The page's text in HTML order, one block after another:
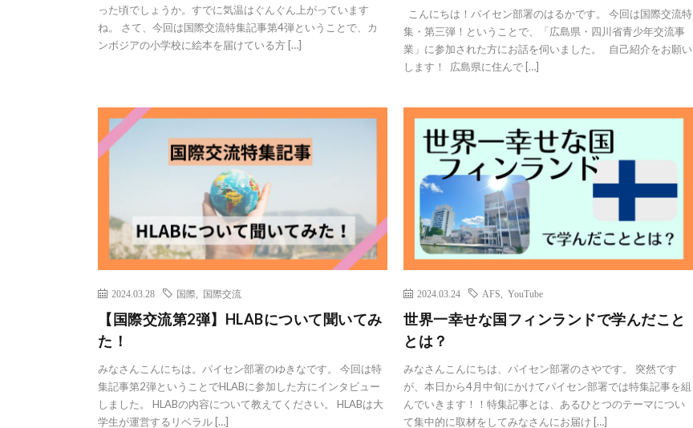
った頃でしょうか。すでに気温はぐんぐん上がっています
ね。 さて、今回は国際交流特集記事第4弾ということで、カ
ンボジアの小学校に絵本を届けている方 […]
こんにちは！パイセン部署のはるかです。 今回は国際交流特
集・第三弾！ということで、「広島県・四川省青少年交流事
業」に参加された方にお話を伺いました。 自己紹介をお願い
します！ 広島県に住んで […]
2024.03.28 国際 国際交流
【国際交流第2弾】HLABについて聞いてみ
た！
みなさんこんにちは。パイセン部署のゆきなです。 今回は特
集記事第2弾ということでHLABに参加した方にインタビュー
しました。 HLABの内容について教えてください。 HLABは大
学生が運営するリベラル […]
2024.03.24 AFS ,YouTube
世界一幸せな国フィンランドで学んだこと
とは？
みなさんこんにちは、パイセン部署のさやです。 突然です
が、本日から4月中旬にかけてパイセン部署では特集記事を組
んでいきます！！特集記事とは、あるひとつのテーマについ
て集中的に取材をしてみなさんにお届け […]